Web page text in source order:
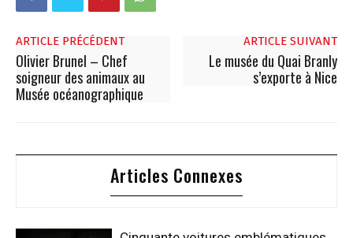
ARTICLE PRÉCÉDENT
Olivier Brunel – Chef
soigneur des animaux au
Musée océanographique
ARTICLE SUIVANT
Le musée du Quai Branly
s’exporte à Nice
Articles Connexes